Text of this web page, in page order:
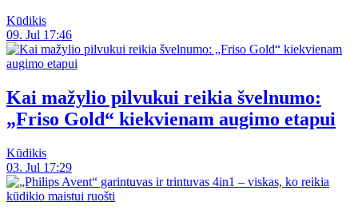
Kūdikis
09. Jul 17:46
Kai mažylio pilvukui reikia švelnumo:
„Friso Gold“ kiekvienam augimo etapui
Kūdikis
03. Jul 17:29